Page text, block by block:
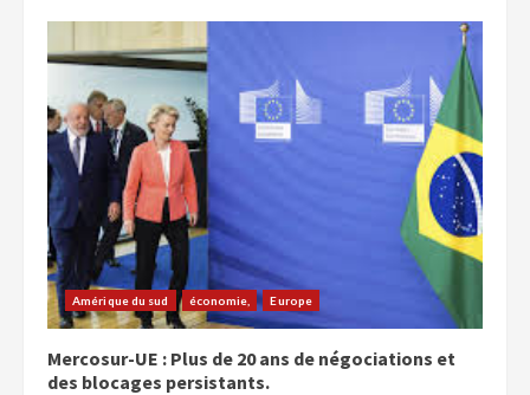
Amérique du sud économie, Europe
Mercosur-UE : Plus de 20 ans de négociations et
des blocages persistants.